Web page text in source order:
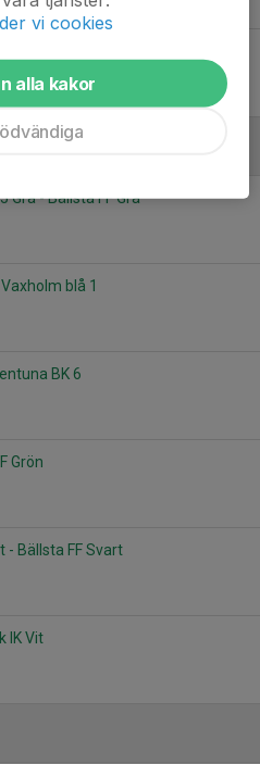
Grå - Bällsta FF Grå
blå 1
BK 6
Grön
- Bällsta FF Svart
IK Vit
vi cookies
alla kakor